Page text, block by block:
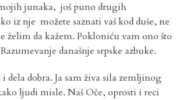
junaka, još puno drugih
iz nje možete saznati vaš kod duše, ne
želim da kažem. Pokloniću vam ono što
današnje srpske azbuke.
dela dobra. Ja sam živa sila zemljinog
ljudi misle. Naš Oče, oprosti i reci